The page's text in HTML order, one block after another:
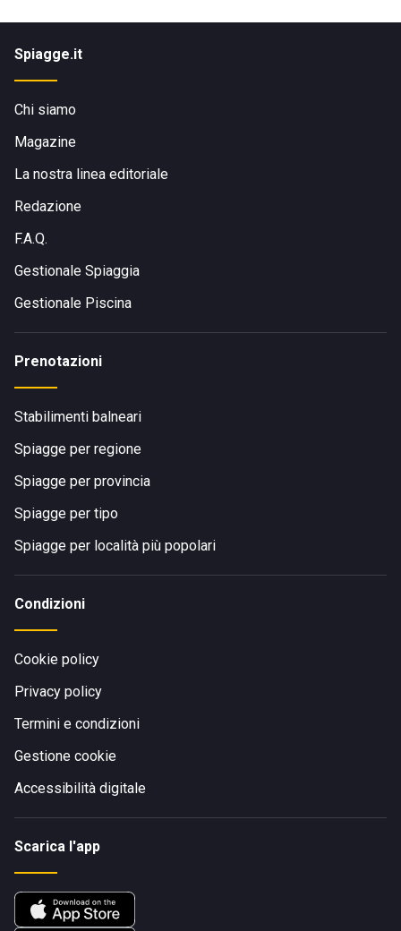
Spiagge.it
Chi siamo
Magazine
La nostra linea editoriale
Redazione
F.A.Q.
Gestionale Spiaggia
Gestionale Piscina
Prenotazioni
Stabilimenti balneari
Spiagge per regione
Spiagge per provincia
Spiagge per tipo
Spiagge per località più popolari
Condizioni
Cookie policy
Privacy policy
Termini e condizioni
Gestione cookie
Accessibilità digitale
Scarica l'app